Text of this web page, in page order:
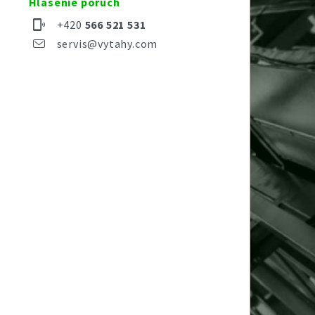
servis@vytahy.com
+420 566 521 531